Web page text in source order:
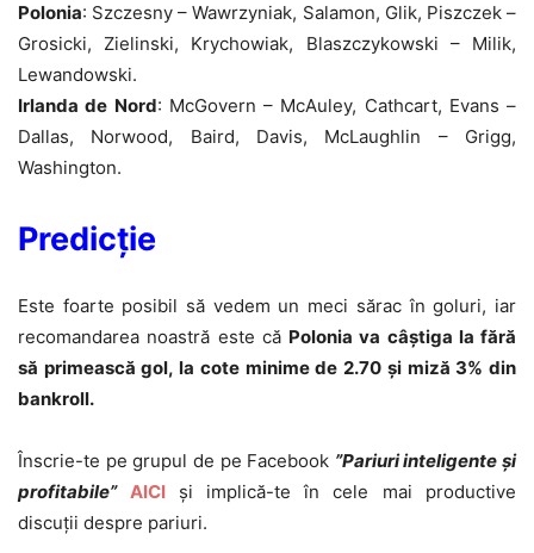
Polonia: Szczesny – Wawrzyniak, Salamon, Glik, Piszczek –
Grosicki, Zielinski, Krychowiak, Blaszczykowski – Milik,
Lewandowski.
Irlanda de Nord: McGovern – McAuley, Cathcart, Evans –
Dallas, Norwood, Baird, Davis, McLaughlin – Grigg,
Washington.
Predicție
Este foarte posibil să vedem un meci sărac în goluri, iar
recomandarea noastră este că Polonia va câștiga la fără
să primească gol, la cote minime de 2.70 și miză 3% din
bankroll.
Înscrie-te pe grupul de pe Facebook ”Pariuri inteligente și
profitabile” AICI
și implică-te în cele mai productive
discuții despre pariuri.